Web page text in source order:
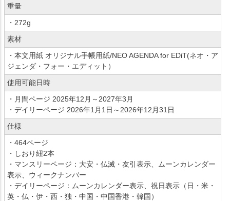
重量
・272g
素材
・本文用紙 オリジナル手帳用紙/NEO AGENDA for EDiT(ネオ・ア
ジェンダ・フォー・エディット）
使用可能日時
・月間ページ 2025年12月～2027年3月
・デイリーページ 2026年1月1日～2026年12月31日
仕様
・464ページ
・しおり紐2本
・マンスリーページ：大安・仏滅・友引表示、ムーンカレンダー
表示、ウィークナンバー
・デイリーページ：ムーンカレンダー表示、祝日表示（日・米・
英・仏・伊・西・独・中国・中国香港・韓国）